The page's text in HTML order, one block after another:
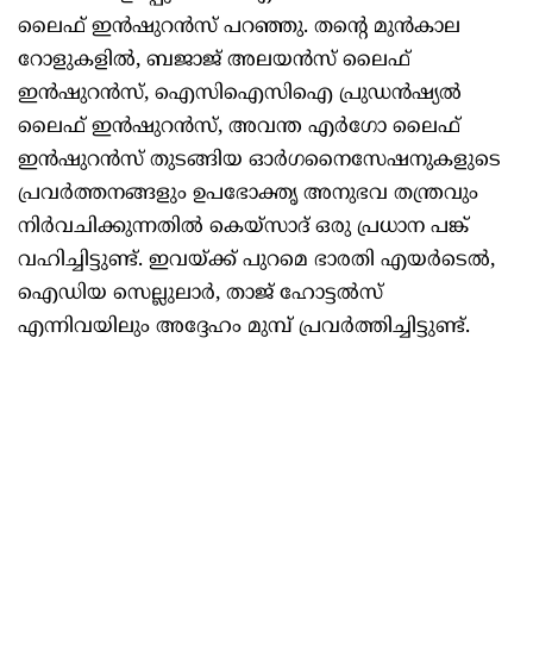
ലൈഫ് ഇൻഷുറൻസ് പറഞ്ഞു. തന്റെ മുൻകാല
റോളുകളിൽ, ബജാജ് അലയൻസ് ലൈഫ്
ഇൻഷുറൻസ്, ഐസിഐസിഐ പ്രുഡൻഷ്യൽ
ലൈഫ് ഇൻഷുറൻസ്, അവന്ത എർഗോ ലൈഫ്
ഇൻഷുറൻസ് തുടങ്ങിയ ഓർഗനൈസേഷനുകളുടെ
പ്രവർത്തനങ്ങളും ഉപഭോക്തൃ അനുഭവ തന്ത്രവും
നിർവചിക്കുന്നതിൽ കെയ്സാദ് ഒരു പ്രധാന പങ്ക്
വഹിച്ചിട്ടുണ്ട്. ഇവയ്ക്ക് പുറമെ ഭാരതി എയർടെൽ,
ഐഡിയ സെല്ലുലാർ, താജ് ഹോട്ടൽസ്
എന്നിവയിലും അദ്ദേഹം മുമ്പ് പ്രവർത്തിച്ചിട്ടുണ്ട്.